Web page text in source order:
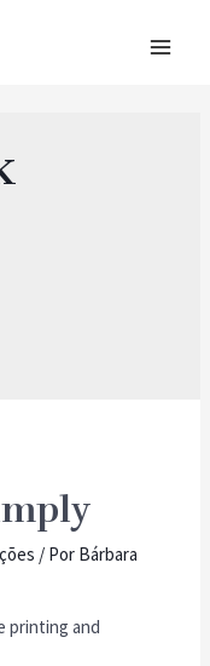
/ Por Bárbara
printing and